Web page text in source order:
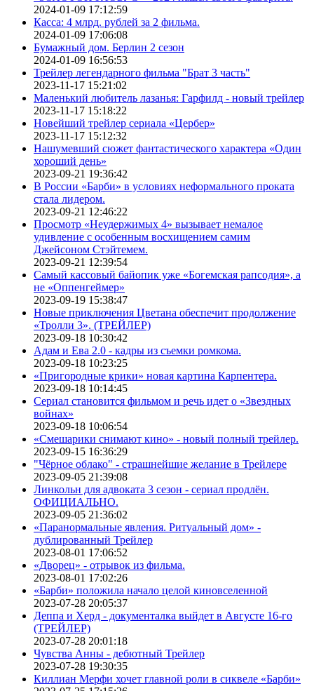
2024-01-09 17:12:59
Касса: 4 млрд. рублей за 2 фильма.
2024-01-09 17:06:08
Бумажный дом. Берлин 2 сезон
2024-01-09 16:56:53
Трейлер легендарного фильма "Брат 3 часть"
2023-11-17 15:21:02
Маленький любитель лазанья: Гарфилд - новый трейлер
2023-11-17 15:18:22
Новейший трейлер сериала «Цербер»
2023-11-17 15:12:32
Нашумевший сюжет фантастического характера «Один
хороший день»
2023-09-21 19:36:42
В России «Барби» в условиях неформального проката
стала лидером.
2023-09-21 12:46:22
Просмотр «Неудержимых 4» вызывает немалое
удивление с особенным восхищением самим
Джейсоном Стэйтемем.
2023-09-21 12:39:54
Самый кассовый байопик уже «Богемская рапсодия», а
не «Оппенгеймер»
2023-09-19 15:38:47
Новые приключения Цветана обеспечит продолжение
«Тролли 3». (ТРЕЙЛЕР)
2023-09-18 10:30:42
Адам и Ева 2.0 - кадры из съемки ромкома.
2023-09-18 10:23:25
«Пригородные крики» новая картина Карпентера.
2023-09-18 10:14:45
Сериал становится фильмом и речь идет о «Звездных
войнах»
2023-09-18 10:06:54
«Смешарики снимают кино» - новый полный трейлер.
2023-09-15 16:36:29
"Чёрное облако" - страшнейшие желание в Трейлере
2023-09-05 21:39:08
Линкольн для адвоката 3 сезон - сериал продлён.
ОФИЦИАЛЬНО.
2023-09-05 21:36:02
«Паранормальные явления. Ритуальный дом» -
дублированный Трейлер
2023-08-01 17:06:52
«Дворец» - отрывок из фильма.
2023-08-01 17:02:26
«Барби» положила начало целой киновселенной
2023-07-28 20:05:37
Деппа и Херд - документалка выйдет в Августе 16-го
(ТРЕЙЛЕР)
2023-07-28 20:01:18
Чувства Анны - дебютный Трейлер
2023-07-28 19:30:35
Киллиан Мерфи хочет главной роли в сиквеле «Барби»